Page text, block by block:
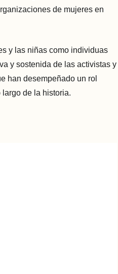
de mujeres en
y las niñas como individuas
y sostenida de las activistas y
han desempeñado un rol
de la historia.